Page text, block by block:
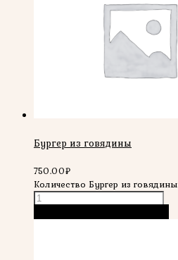
Бургер из говядины
750.00₽
Количество Бургер из говядины